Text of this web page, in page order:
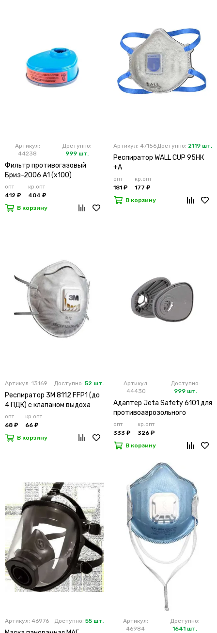
Артикул:
44238
Доступно:
999 шт.
Фильтр противогазовый
Бриз-2006 А1 (х100)
опт
412 ₽
кр.опт
404 ₽
В корзину
Артикул: 47156Доступно: 2119 шт.
Респиратор WALL CUP 95HК
+А
опт
181 ₽
кр.опт
177 ₽
В корзину
Артикул: 13169 Доступно: 52 шт.
Респиратор 3М 8112 FFP1 (до
4 ПДК) с клапаном выдоха
опт
68 ₽
кр.опт
66 ₽
В корзину
Артикул:
44430
Доступно:
999 шт.
Адаптер Jeta Safety 6101 для
противоаэрозольного
фильтра (х2х100)
опт
333 ₽
кр.опт
326 ₽
В корзину
Артикул: 46976 Доступно: 55 шт.
Артикул:
46984
Доступно:
1641 шт.